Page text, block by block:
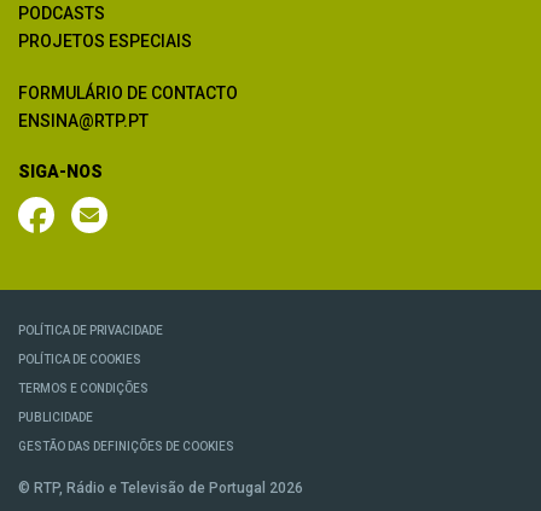
PODCASTS
PROJETOS ESPECIAIS
FORMULÁRIO DE CONTACTO
ENSINA@RTP.PT
SIGA-NOS
POLÍTICA DE PRIVACIDADE
POLÍTICA DE COOKIES
TERMOS E CONDIÇÕES
PUBLICIDADE
GESTÃO DAS DEFINIÇÕES DE COOKIES
© RTP, Rádio e Televisão de Portugal 2026